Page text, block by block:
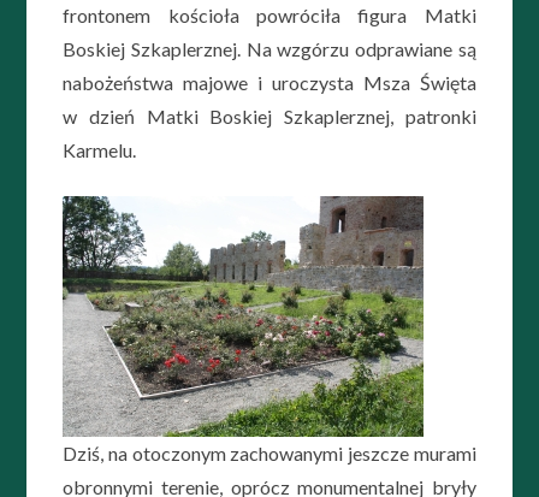
frontonem kościoła powróciła figura Matki
Boskiej Szkaplerznej. Na wzgórzu odprawiane są
nabożeństwa majowe i uroczysta Msza Święta
w dzień Matki Boskiej Szkaplerznej, patronki
Karmelu.
Dziś, na otoczonym zachowanymi jeszcze murami
obronnymi terenie, oprócz monumentalnej bryły